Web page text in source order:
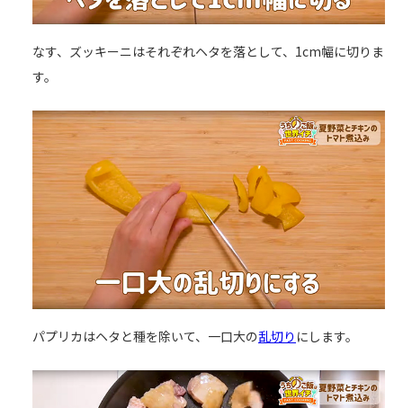
なす、ズッキーニはそれぞれヘタを落として、1cm幅に切りま
す。
パプリカはヘタと種を除いて、一口大の乱切り にします。